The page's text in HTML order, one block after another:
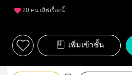
20 คน เลิฟเรื่องนี้
เพิ่มเข้าชั้น